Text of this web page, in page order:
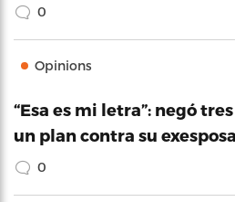
0
Opinions
“Esa es mi letra”: negó
un plan contra su
0